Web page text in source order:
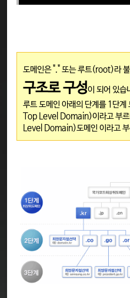
도메인은 "." 또는 루트(root)라 불
구조로 구성이 되어 있습
루트 도메인 아래의 단계를 1단
Top Level Domain)이라고 부
Level Domain)도메인 이라고 부